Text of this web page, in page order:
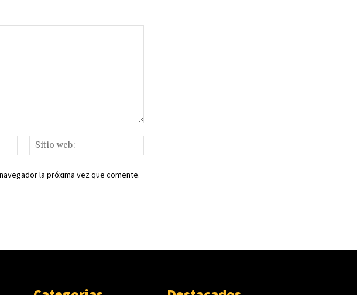
Correo
electrónico:*
web:
la próxima vez que comente.